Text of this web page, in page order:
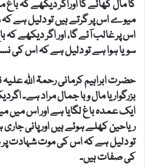
کا مال کھائے گا اوراگر دیکھے کہ
میوے اس پر گرتے ہیں تو دلیل ہے
اس پر غالب آئے گا، اور اگر دیکھے
سویا ہوا ہے تو دلیل ہے کہ اس کی
حضرت ابراہیم کرمانی رحمۃ اللہ
بزرگوار یا مال و با جمال مراد ہے۔
ایک عمدہ باغ لگایا ہے اور اس میں
ریاحین کھلے ہوئے ہیں اور پانی
تو دلیل ہے کہ اس کی موت شہادت
کی صفات ہیں۔